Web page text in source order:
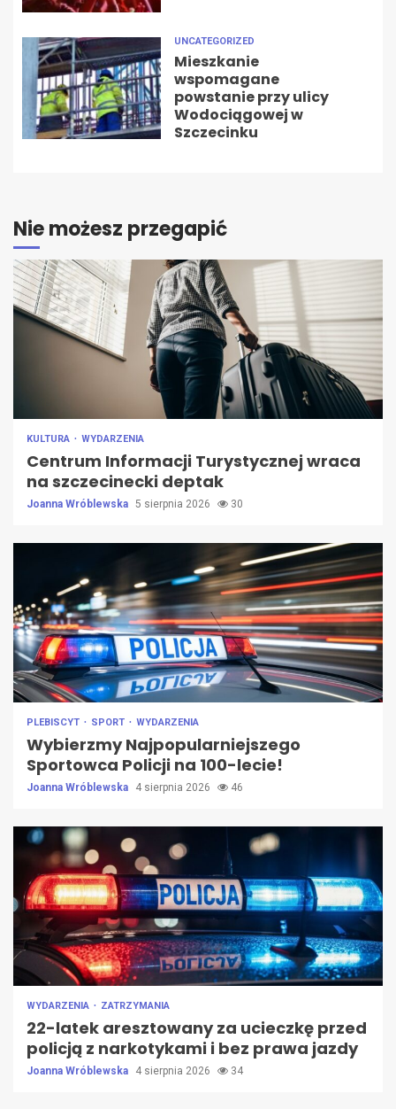
UNCATEGORIZED
Mieszkanie
wspomagane
powstanie przy ulicy
Wodociągowej w
Szczecinku
Nie możesz przegapić
KULTURA WYDARZENIA
Centrum Informacji Turystycznej wraca
na szczecinecki deptak
Joanna Wróblewska 5 sierpnia 2026 30
PLEBISCYT SPORT WYDARZENIA
Wybierzmy Najpopularniejszego
Sportowca Policji na 100-lecie!
Joanna Wróblewska 4 sierpnia 2026 46
WYDARZENIA ZATRZYMANIA
22-latek aresztowany za ucieczkę przed
policją z narkotykami i bez prawa jazdy
Joanna Wróblewska 4 sierpnia 2026 34